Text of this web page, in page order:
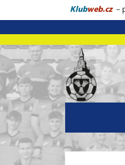
Klubweb.cz –